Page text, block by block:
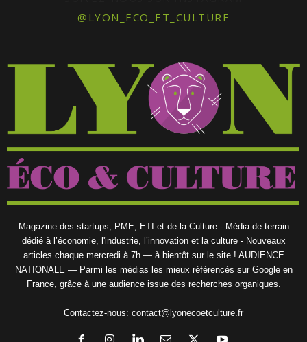
@LYON_ECO_ET_CULTURE
Magazine des startups, PME, ETI et de la Culture - Média de terrain
dédié à l’économie, l'industrie, l’innovation et la culture - Nouveaux
articles chaque mercredi à 7h — à bientôt sur le site ! AUDIENCE
NATIONALE — Parmi les médias les mieux référencés sur Google en
France, grâce à une audience issue des recherches organiques.
Contactez-nous: contact@lyonecoetculture.fr